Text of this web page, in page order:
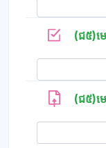
(ជ៥)ម
(ជ៥)ម